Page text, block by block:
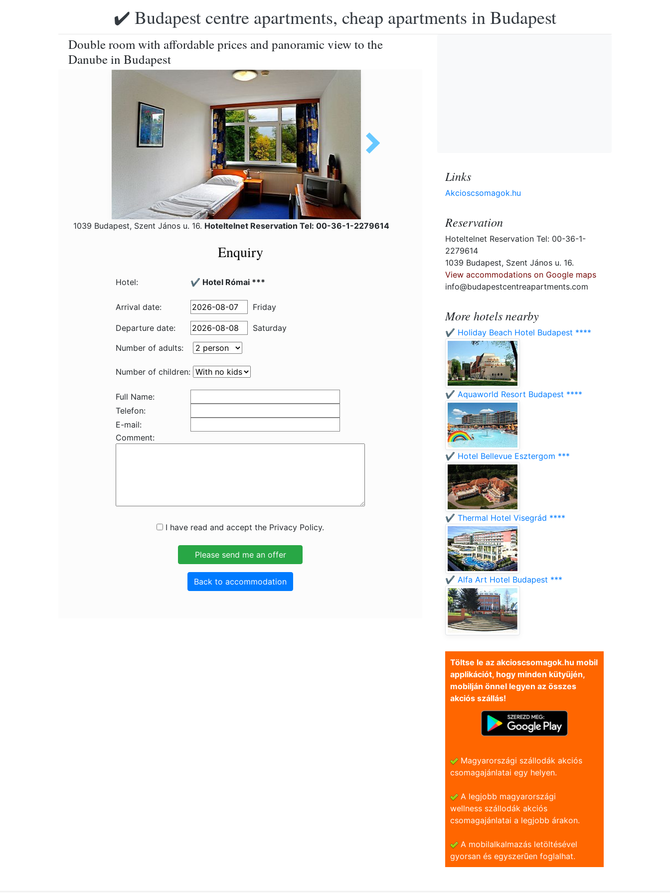
✔️ Budapest centre apartments, cheap apartments in Budapest
Double room with affordable prices and panoramic view to the
Danube in Budapest
1039 Budapest, Szent János u. 16. Hoteltelnet Reservation Tel: 00-36-1-2279614
Enquiry
Hotel: ✔️ Hotel Római ***
Arrival date: Friday
Departure date:
Saturday
Number of adults:
Number of children:
Full Name:
Telefon:
E-mail:
Comment:
I have read and accept the Privacy Policy.
Back to accommodation
Links
Akcioscsomagok.hu
Reservation
Hoteltelnet Reservation Tel: 00-36-1-
2279614
1039 Budapest, Szent János u. 16.
View accommodations on Google maps
info@budapestcentreapartments.com
More hotels nearby
✔️ Holiday Beach Hotel Budapest ****
✔️ Aquaworld Resort Budapest ****
✔️ Hotel Bellevue Esztergom ***
✔️ Thermal Hotel Visegrád ****
✔️ Alfa Art Hotel Budapest ***
Töltse le az akcioscsomagok.hu mobil
applikációt, hogy minden kütyüjén,
mobilján önnel legyen az összes
akciós szállás!
Magyarországi szállodák akciós
csomagajánlatai egy helyen.
A legjobb magyarországi
wellness szállodák akciós
csomagajánlatai a legjobb árakon.
A mobilalkalmazás letöltésével
gyorsan és egyszerũen foglalhat.